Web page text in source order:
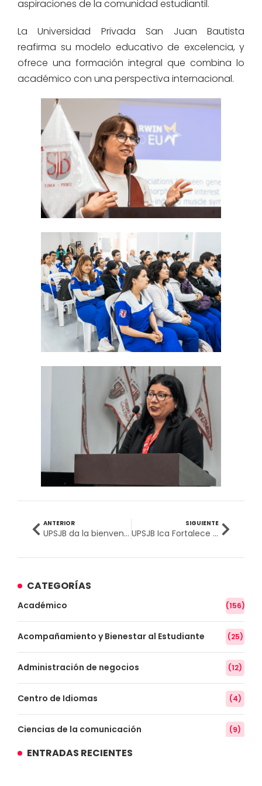
aspiraciones de la comunidad estudiantil.
La Universidad Privada San Juan Bautista
reafirma su modelo educativo de excelencia, y
ofrece una formación integral que combina lo
académico con una perspectiva internacional.
ANTERIOR
UPSJB da la bienvenida al semestre 2025-II con innovadoras activaciones en sus cuatro campus
SIGUIENTE
UPSJB Ica Fortalece Alianza Estratégica con Prestigiosa Universidad Juan Agustín Maza de Argentina
CATEGORÍAS
Académico (156)
Acompañamiento y Bienestar al Estudiante (25)
Administración de negocios (12)
Centro de Idiomas (4)
Ciencias de la comunicación (9)
ENTRADAS RECIENTES